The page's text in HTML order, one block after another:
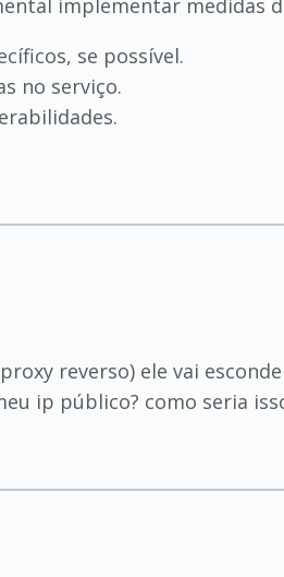
implementar medidas
se possível.
no serviço.
reverso) ele vai
ip público? como seria